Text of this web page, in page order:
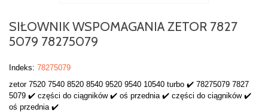
SIŁOWNIK WSPOMAGANIA ZETOR 7827
5079 78275079
Indeks: 78275079
zetor 7520 7540 8520 8540 9520 9540 10540 turbo ✔️ 78275079 7827
5079 ✔️ części do ciągników ✔️ oś przednia ✔️ części do ciągników ✔️
oś przednia ✔️